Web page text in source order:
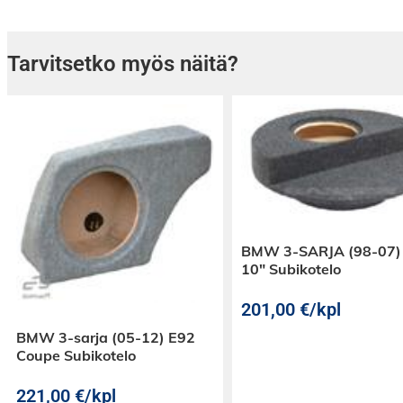
Tarvitsetko myös näitä?
BMW 3-sarja (05-12) E92
Coupe Subikotelo
221,00 €/kpl
BMW 3-SARJA (98-
10″ Subikotelo
201,00 €/kpl